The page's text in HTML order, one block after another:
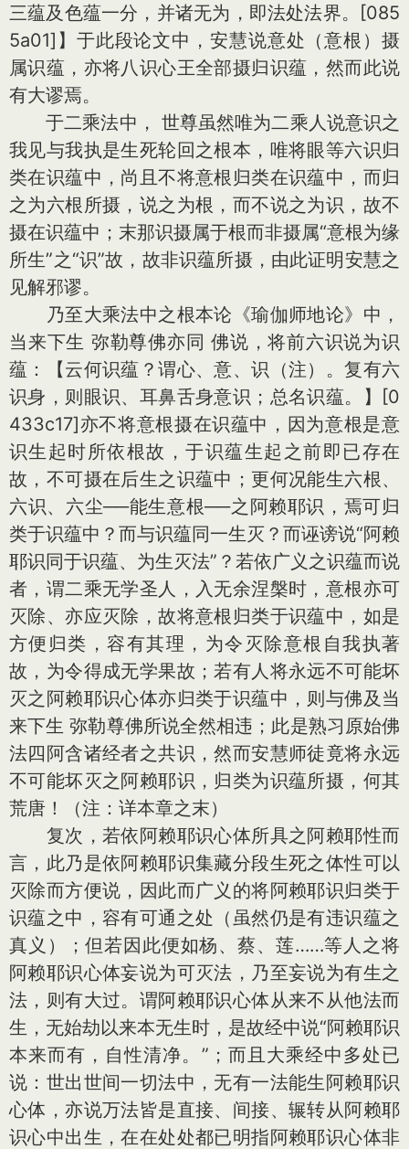
三蕴及色蕴一分，并诸无为，即法处法界。[085
5a01]】于此段论文中，安慧说意处（意根）摄
属识蕴，亦将八识心王全部摄归识蕴，然而此说
有大谬焉。
于二乘法中， 世尊虽然唯为二乘人说意识之
我见与我执是生死轮回之根本，唯将眼等六识归
类在识蕴中，尚且不将意根归类在识蕴中，而归
之为六根所摄，说之为根，而不说之为识，故不
摄在识蕴中；末那识摄属于根而非摄属“意根为缘
所生”之“识”故，故非识蕴所摄，由此证明安慧之
见解邪谬。
乃至大乘法中之根本论《瑜伽师地论》中，
当来下生 弥勒尊佛亦同 佛说，将前六识说为识
蕴：【云何识蕴？谓心、意、识（注）。复有六
识身，则眼识、耳鼻舌身意识；总名识蕴。】[0
433c17]亦不将意根摄在识蕴中，因为意根是意
识生起时所依根故，于识蕴生起之前即已存在
故，不可摄在后生之识蕴中；更何况能生六根、
六识、六尘──能生意根──之阿赖耶识，焉可归
类于识蕴中？而与识蕴同一生灭？而诬谤说“阿赖
耶识同于识蕴、为生灭法”？若依广义之识蕴而说
者，谓二乘无学圣人，入无余涅槃时，意根亦可
灭除、亦应灭除，故将意根归类于识蕴中，如是
方便归类，容有其理，为令灭除意根自我执著
故，为令得成无学果故；若有人将永远不可能坏
灭之阿赖耶识心体亦归类于识蕴中，则与佛及当
来下生 弥勒尊佛所说全然相违；此是熟习原始佛
法四阿含诸经者之共识，然而安慧师徒竟将永远
不可能坏灭之阿赖耶识，归类为识蕴所摄，何其
荒唐！（注：详本章之末）
复次，若依阿赖耶识心体所具之阿赖耶性而
言，此乃是依阿赖耶识集藏分段生死之体性可以
灭除而方便说，因此而广义的将阿赖耶识归类于
识蕴之中，容有可通之处（虽然仍是有违识蕴之
真义）；但若因此便如杨、蔡、莲……等人之将
阿赖耶识心体妄说为可灭法，乃至妄说为有生之
法，则有大过。谓阿赖耶识心体从来不从他法而
生，无始劫以来本无生时，是故经中说“阿赖耶识
本来而有，自性清净。”；而且大乘经中多处已
说：世出世间一切法中，无有一法能生阿赖耶识
心体，亦说万法皆是直接、间接、辗转从阿赖耶
识心中出生，在在处处都已明指阿赖耶识心体非